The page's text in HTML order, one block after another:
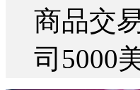
商品交
司5000